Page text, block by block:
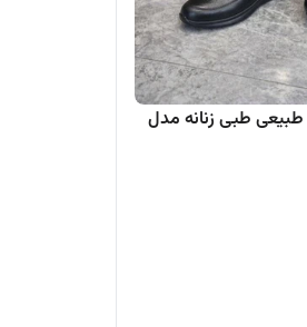
کفش تمام چرم طبیعی طبی زنانه مدل